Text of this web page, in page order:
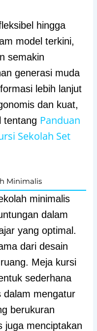
hingga
model terkini,
semakin
generasi muda
lebih lanjut
dan kuat,
tentang Panduan
Sekolah Set
Minimalis
minimalis
dalam
yang optimal.
dari desain
Meja kursi
sederhana
dalam mengatur
berukuran
juga menciptakan